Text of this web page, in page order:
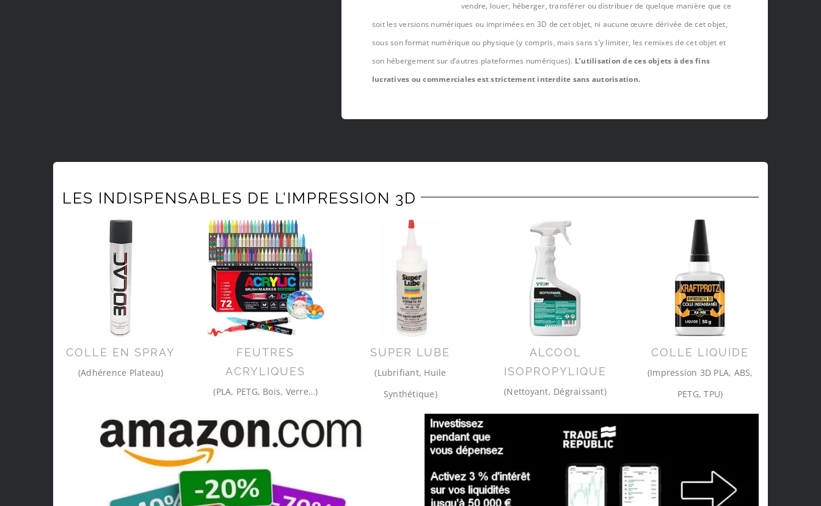
vendre, louer, héberger, transférer ou distribuer de quelque manière que ce
soit les versions numériques ou imprimées en 3D de cet objet, ni aucune œuvre dérivée de cet objet,
sous son format numérique ou physique (y compris, mais sans s’y limiter, les remixes de cet objet et
son hébergement sur d’autres plateformes numériques). L’utilisation de ces objets à des fins
lucratives ou commerciales est strictement interdite sans autorisation.
LES INDISPENSABLES DE L’IMPRESSION 3D
COLLE EN SPRAY
(Adhérence Plateau)
FEUTRES
ACRYLIQUES
(PLA, PETG, Bois, Verre…)
SUPER LUBE
(Lubrifiant, Huile
Synthétique)
ALCOOL
ISOPROPYLIQUE
(Nettoyant, Dégraissant)
COLLE LIQUIDE
(Impression 3D PLA, ABS,
PETG, TPU)